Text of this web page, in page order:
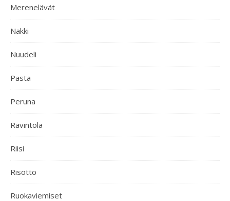
Merenelävät
Nakki
Nuudeli
Pasta
Peruna
Ravintola
Riisi
Risotto
Ruokaviemiset